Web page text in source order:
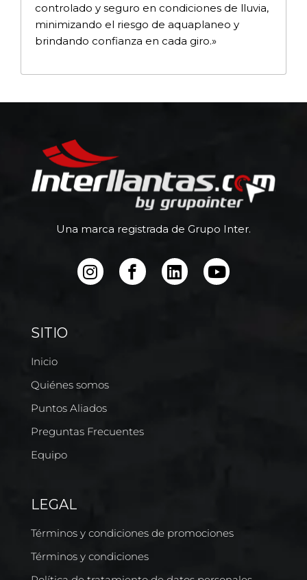
controlado y seguro en condiciones de lluvia,
minimizando el riesgo de aquaplaneo y
brindando confianza en cada giro.»
Una marca registrada de Grupo Inter.
SITIO
Inicio
Quiénes somos
Puntos Aliados
Preguntas Frecuentes
Equipo
LEGAL
Términos y condiciones de promociones
Términos y condiciones